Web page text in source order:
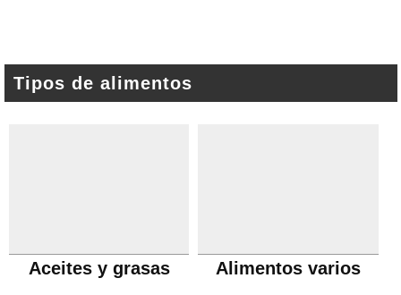
Tipos de alimentos
Aceites y grasas Alimentos varios